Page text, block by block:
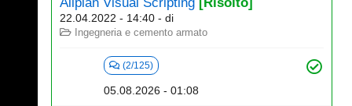
22.04.2022 - 14:40 - di
Ingegneria e cemento armato
(2/125)
05.08.2026 - 01:08